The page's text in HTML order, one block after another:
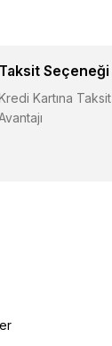
Taksit Seçeneği
Kartına Taksit